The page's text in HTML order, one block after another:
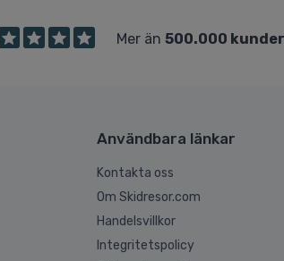
Mer än 500.000 kunder
Användbara länkar
Kontakta oss
Om Skidresor.com
Handelsvillkor
Integritetspolicy